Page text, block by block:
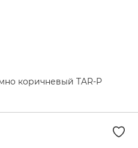
коричневый TAR-P